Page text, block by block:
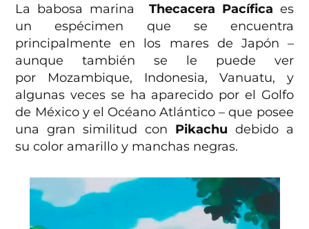
La babosa marina Thecacera Pacífica es
un espécimen que se encuentra
principalmente en los mares de Japón –
aunque también se le puede ver
por Mozambique, Indonesia, Vanuatu, y
algunas veces se ha aparecido por el Golfo
de México y el Océano Atlántico – que posee
una gran similitud con Pikachu debido a
su color amarillo y manchas negras.